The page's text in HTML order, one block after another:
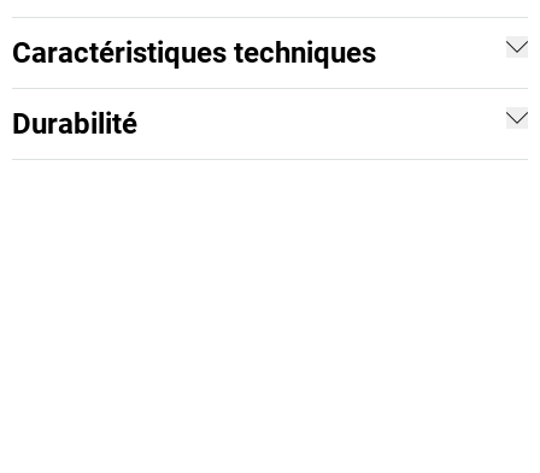
Caractéristiques techniques
Durabilité